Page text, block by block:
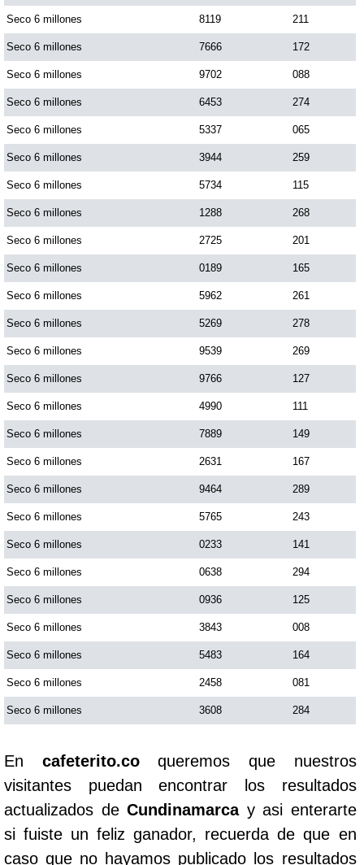
Seco 6 millones 8119 211
Seco 6 millones 7666 172
Seco 6 millones 9702 088
Seco 6 millones 6453 274
Seco 6 millones 5337 065
Seco 6 millones 3944 259
Seco 6 millones 5734 115
Seco 6 millones 1288 268
Seco 6 millones 2725 201
Seco 6 millones 0189 165
Seco 6 millones 5962 261
Seco 6 millones 5269 278
Seco 6 millones 9539 269
Seco 6 millones 9766 127
Seco 6 millones 4990 111
Seco 6 millones 7889 149
Seco 6 millones 2631 167
Seco 6 millones 9464 289
Seco 6 millones 5765 243
Seco 6 millones 0233 141
Seco 6 millones 0638 294
Seco 6 millones 0936 125
Seco 6 millones 3843 008
Seco 6 millones 5483 164
Seco 6 millones 2458 081
Seco 6 millones 3608 284
En cafeterito.coqueremos que nuestros
visitantes puedan encontrar los resultados
actualizados deCundinamarcay asi enterarte
si fuiste un feliz ganador, recuerda de que en
caso que no hayamos publicado los resultados